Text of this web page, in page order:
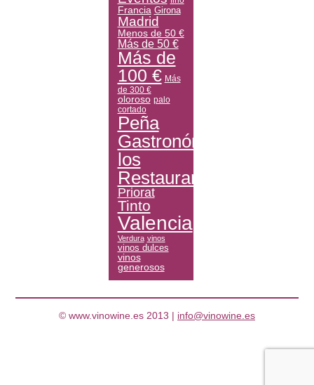
Francia Girona
Madrid
Menos de 50 €
Más de 50 €
Más de
100 € Más
de 300 €
oloroso palo
cortado
Peña
Gastronómica
los
Restauranteros
Priorat
Tinto
Valencia
Verdura vinos
vinos dulces
vinos
generosos
© www.vinowine.es 2013 | info@vinowine.es